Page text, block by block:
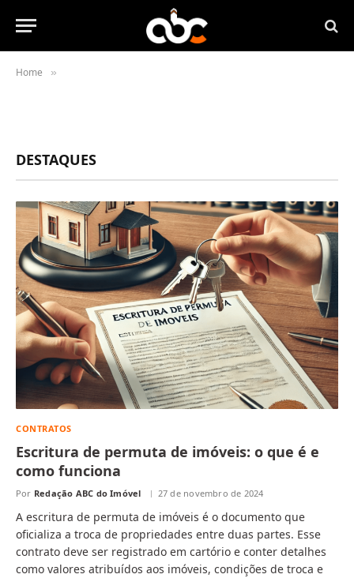
Home »
DESTAQUES
CONTRATOS
Escritura de permuta de imóveis: o que é e
como funciona
Por Redação ABC do Imóvel 27 de novembro de 2024
A escritura de permuta de imóveis é o documento que
oficializa a troca de propriedades entre duas partes. Esse
contrato deve ser registrado em cartório e conter detalhes
como valores atribuídos aos imóveis, condições de troca e